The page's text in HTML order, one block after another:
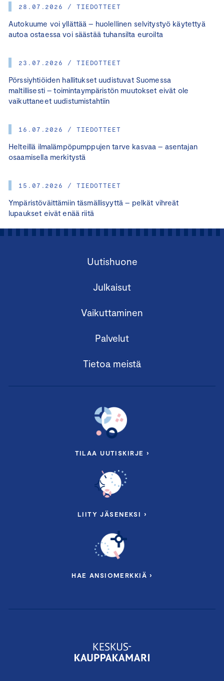
28.07.2026 / TIEDOTTEET
Autokuume voi yllättää – huolellinen selvitystyö käytettyä
autoa ostaessa voi säästää tuhansilta euroilta
23.07.2026 / TIEDOTTEET
Pörssiyhtiöiden hallitukset uudistuvat Suomessa
maltillisesti – toimintaympäristön muutokset eivät ole
vaikuttaneet uudistumistahtiin
16.07.2026 / TIEDOTTEET
Helteillä ilmalämpöpumppujen tarve kasvaa – asentajan
osaamisella merkitystä
15.07.2026 / TIEDOTTEET
Ympäristöväittämiin täsmällisyyttä – pelkät vihreät
lupaukset eivät enää riitä
Uutishuone
Julkaisut
Vaikuttaminen
Palvelut
Tietoa meistä
TILAA UUTISKIRJE ›
LIITY JÄSENEKSI ›
HAE ANSIOMERKKIÄ ›